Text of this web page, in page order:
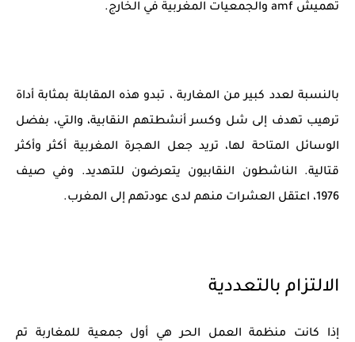
تهميش amf والجمعيات المغربية في الخارج.
بالنسبة لعدد كبير من المغاربة ، تبدو هذه المقابلة بمثابة أداة
ترهيب تهدف إلى شل وكسر أنشطتهم النقابية، والتي، بفضل
الوسائل المتاحة لها، تريد جعل الهجرة المغربية أكثر وأكثر
قتالية. الناشطون النقابيون يتعرضون للتهديد. وفي صيف
1976، اعتقل العشرات منهم لدى عودتهم إلى المغرب.
الالتزام بالتعددية
إذا كانت منظمة العمل الحر هي أول جمعية للمغاربة تم